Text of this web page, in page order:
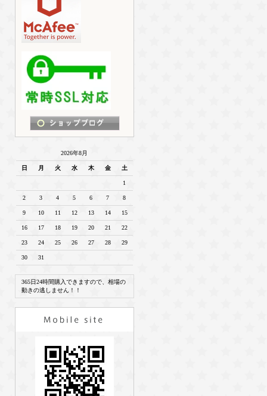
2026年8月
日 月 火 水 木 金 土
1
2 3 4 5 6 7 8
9 10 11 12 13 14 15
16 17 18 19 20 21 22
23 24 25 26 27 28 29
30 31
365日24時間購入できますので、相場の
動きの逃しません！！